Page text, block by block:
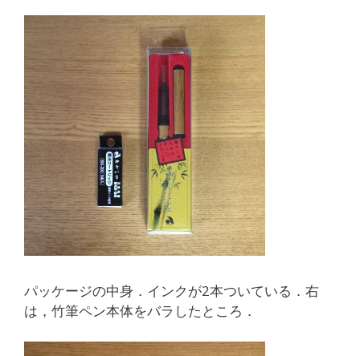
パッケージの中身．インクが2本ついている．右
は，竹筆ペン本体をバラしたところ．